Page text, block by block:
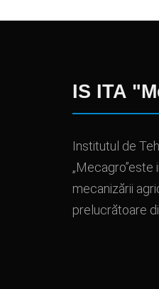
IS ITA
Institutul de
„Mecagro”este
mecanizării
prelucrătoare